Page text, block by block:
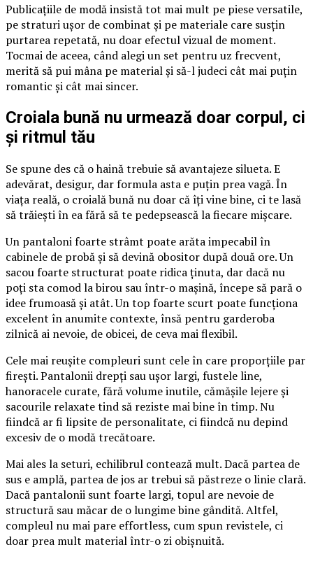
Publicațiile de modă insistă tot mai mult pe piese versatile,
pe straturi ușor de combinat și pe materiale care susțin
purtarea repetată, nu doar efectul vizual de moment.
Tocmai de aceea, când alegi un set pentru uz frecvent,
merită să pui mâna pe material și să-l judeci cât mai puțin
romantic și cât mai sincer.
Croiala bună nu urmează doar corpul, ci
și ritmul tău
Se spune des că o haină trebuie să avantajeze silueta. E
adevărat, desigur, dar formula asta e puțin prea vagă. În
viața reală, o croială bună nu doar că îți vine bine, ci te lasă
să trăiești în ea fără să te pedepsească la fiecare mișcare.
Un pantaloni foarte strâmt poate arăta impecabil în
cabinele de probă și să devină obositor după două ore. Un
sacou foarte structurat poate ridica ținuta, dar dacă nu
poți sta comod la birou sau într-o mașină, începe să pară o
idee frumoasă și atât. Un top foarte scurt poate funcționa
excelent în anumite contexte, însă pentru garderoba
zilnică ai nevoie, de obicei, de ceva mai flexibil.
Cele mai reușite compleuri sunt cele în care proporțiile par
firești. Pantalonii drepți sau ușor largi, fustele line,
hanoracele curate, fără volume inutile, cămășile lejere și
sacourile relaxate tind să reziste mai bine în timp. Nu
fiindcă ar fi lipsite de personalitate, ci fiindcă nu depind
excesiv de o modă trecătoare.
Mai ales la seturi, echilibrul contează mult. Dacă partea de
sus e amplă, partea de jos ar trebui să păstreze o linie clară.
Dacă pantalonii sunt foarte largi, topul are nevoie de
structură sau măcar de o lungime bine gândită. Altfel,
compleul nu mai pare effortless, cum spun revistele, ci
doar prea mult material într-o zi obișnuită.